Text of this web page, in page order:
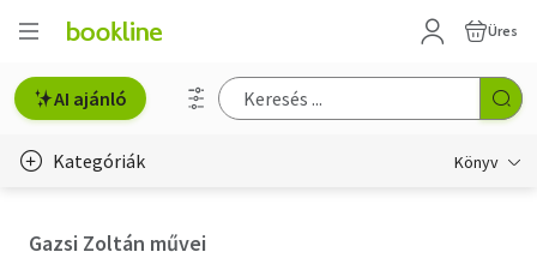
Üres
AI ajánló
Kategóriák Könyv
Gazsi Zoltán művei